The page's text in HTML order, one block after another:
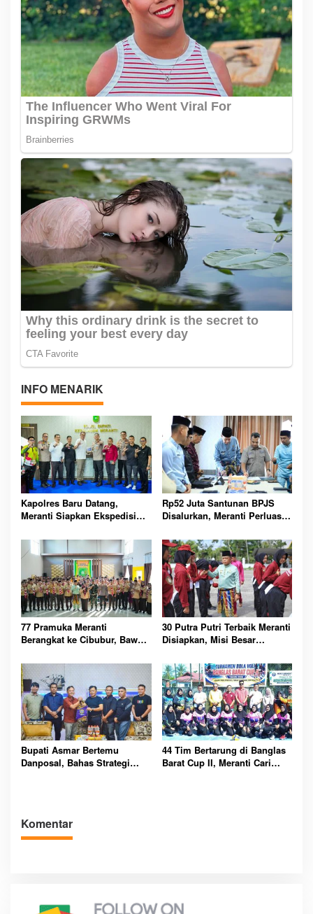
INFO MENARIK
Kapolres Baru Datang,
Meranti Siapkan Ekspedisi
Rp52 Juta Santunan BPJS
Disalurkan, Meranti Perluas
77 Pramuka Meranti
Berangkat ke Cibubur, Bawa
30 Putra Putri Terbaik Meranti
Disiapkan, Misi Besar
Bupati Asmar Bertemu
Danposal, Bahas Strategi
44 Tim Bertarung di Banglas
Barat Cup II, Meranti Cari
Komentar